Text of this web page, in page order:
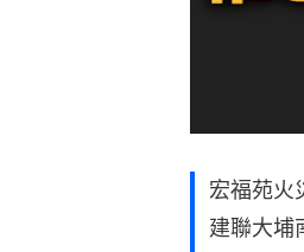
宏福苑火
建聯大埔